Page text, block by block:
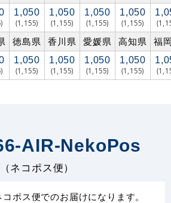
1,050
(1,155)
1,050
(1,155)
1,050
(1,155)
1,050
(1,155)
徳島県 香川県 愛媛県 高知県 福
1,050
(1,155)
1,050
(1,155)
1,050
(1,155)
1,050
(1,155)
AIR-NekoPos
（ネコポス便）
ポス便でのお届けになります。